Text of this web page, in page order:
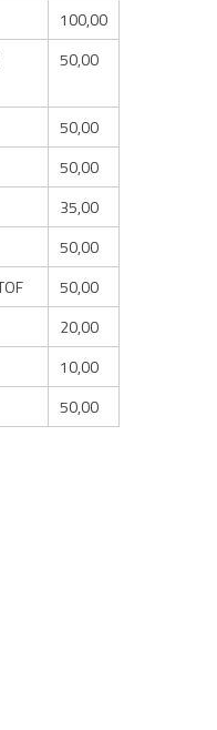
100,00
50,00
50,00
50,00
35,00
50,00
50,00
20,00
10,00
50,00